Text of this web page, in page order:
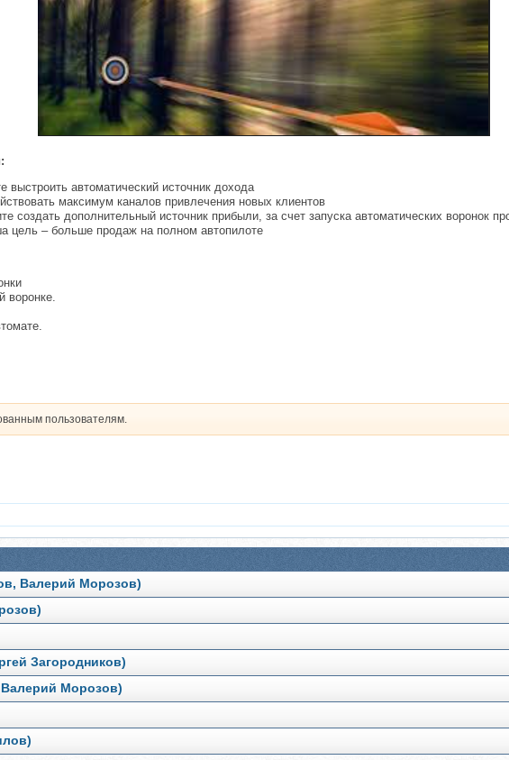
выстроить автоматический источник дохода
максимум каналов привлечения новых клиентов
создать дополнительный источник прибыли, за счет запуска автоматических воронок
цель – больше продаж на полном автопилоте
воронке.
пользователям.
Валерий Морозов)
Загородников)
Морозов)